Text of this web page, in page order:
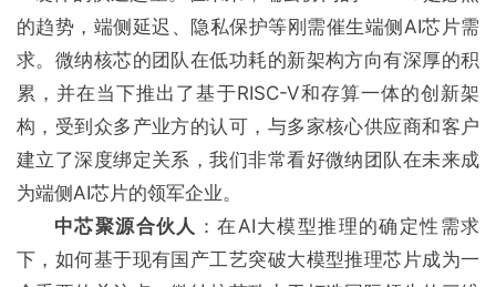
的趋势，端侧延迟、隐私保护等刚需催生端侧AI芯片需
求。微纳核芯的团队在低功耗的新架构方向有深厚的积
累，并在当下推出了基于RISC-V和存算一体的创新架
构，受到众多产业方的认可，与多家核心供应商和客户
建立了深度绑定关系，我们非常看好微纳团队在未来成
为端侧AI芯片的领军企业。
中芯聚源合伙人 ：在AI大模型推理的确定性需求
下，如何基于现有国产工艺突破大模型推理芯片成为一